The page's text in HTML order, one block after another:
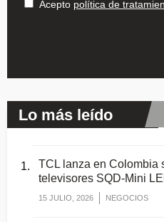
Acepto política de
Lo más leído
TCL lanza en Colombia
televisores SQD-Mini
15 JULIO, 2026 NEGOCIOS